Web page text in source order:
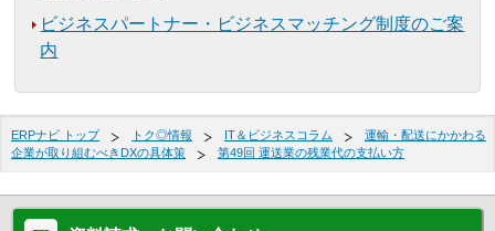
ビジネスパートナー・ビジネスマッチング制度のご案
内
ERPナビ トップ トク◎情報 IT＆ビジネスコラム
運輸・配送にかかわる
企業が取り組むべきDXの具体策
第49回 運送業の残業代の支払い方